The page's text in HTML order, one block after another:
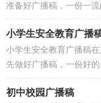
准备好广播稿，一份一
稿是什么样的呢？以下
小学生安全教育广播
小学生安全教育广播稿
先做好广播稿，一份好
播稿呢？下面是小编为
初中校园广播稿